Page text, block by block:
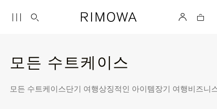
모든 수트케이스
모든 수트케이스단기 여행상징적인 아이템장기 여행비즈니